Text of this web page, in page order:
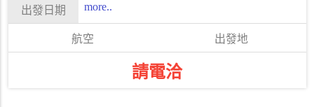
more..
請電洽